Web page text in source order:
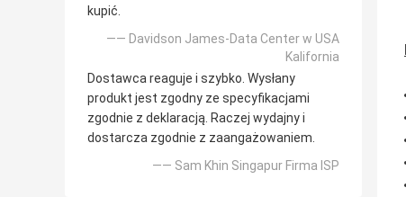
kupić.
—— Davidson James-Data Center w USA
Kalifornia
Dostawca reaguje i szybko. Wysłany
produkt jest zgodny ze specyfikacjami
zgodnie z deklaracją. Raczej wydajny i
dostarcza zgodnie z zaangażowaniem.
—— Sam Khin Singapur Firma ISP